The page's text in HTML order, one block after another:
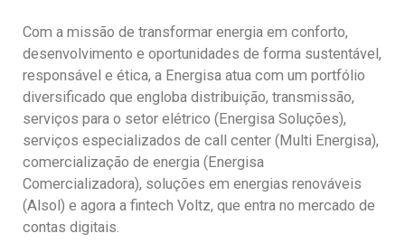
Com a missão de transformar energia em conforto,
desenvolvimento e oportunidades de forma sustentável,
responsável e ética, a Energisa atua com um portfólio
diversificado que engloba distribuição, transmissão,
serviços para o setor elétrico (Energisa Soluções),
serviços especializados de call center (Multi Energisa),
comercialização de energia (Energisa
Comercializadora), soluções em energias renováveis
(Alsol) e agora a fintech Voltz, que entra no mercado de
contas digitais.